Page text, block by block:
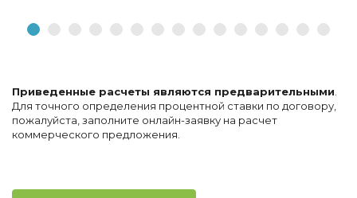
Приведенные расчеты являются предварительными
Для точного определения процентной ставки по договору,
пожалуйста, заполните онлайн-заявку на расчет
коммерческого предложения.